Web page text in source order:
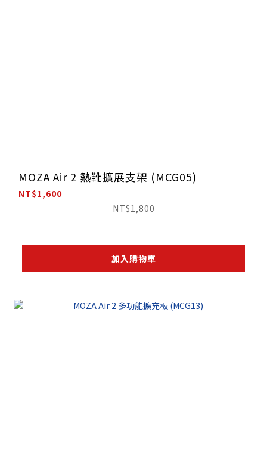
MOZA Air 2 熱靴擴展支架 (MCG05)
NT$1,600
NT$1,800
加入購物車